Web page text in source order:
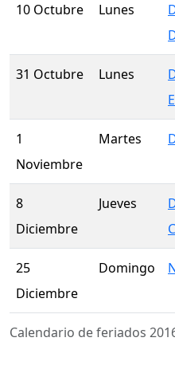
Calendario de feriados
10 Octubre Lunes
31 Octubre Lunes
1
Noviembre
Martes
8
Diciembre
Jueves
25
Diciembre
Domingo